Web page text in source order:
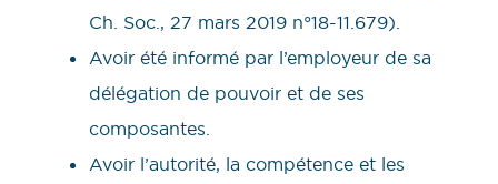
Ch. Soc., 27 mars 2019 n°18-11.679).
Avoir été informé par l’employeur de sa
délégation de pouvoir et de ses
composantes.
Avoir l’autorité, la compétence et les